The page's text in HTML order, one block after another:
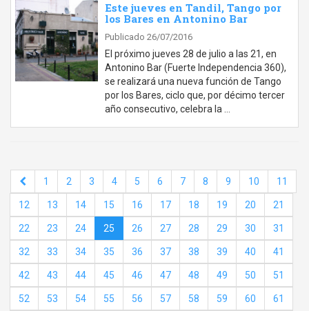
Este jueves en Tandil, Tango por
los Bares en Antonino Bar
Publicado 26/07/2016
El próximo jueves 28 de julio a las 21, en
Antonino Bar (Fuerte Independencia 360),
se realizará una nueva función de Tango
por los Bares, ciclo que, por décimo tercer
año consecutivo, celebra la …
1 2 3 4 5 6 7 8 9 10 11
12 13 14 15 16 17 18 19 20 21
22 23 24 25 26 27 28 29 30 31
32 33 34 35 36 37 38 39 40 41
42 43 44 45 46 47 48 49 50 51
52 53 54 55 56 57 58 59 60 61